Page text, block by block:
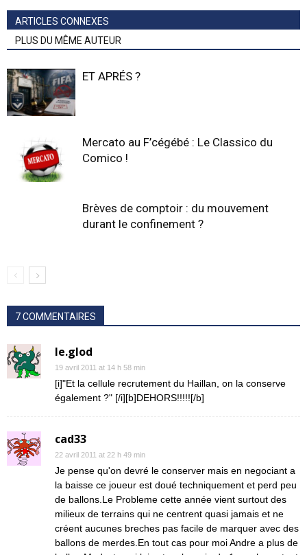
ARTICLES CONNEXES
PLUS DU MÊME AUTEUR
ET APRÉS ?
Mercato au F’cégébé : Le Classico du
Comico !
Brèves de comptoir : du mouvement
durant le confinement ?
7 COMMENTAIRES
le.glod
19 avril 2011 at 14 h 58 min
[i]"Et la cellule recrutement du Haillan, on la conserve
également ?" [/i][b]DEHORS!!!!![/b]
cad33
22 avril 2011 at 22 h 49 min
Je pense qu'on devré le conserver mais en negociant a
la baisse ce joueur est doué techniquement et perd peu
de ballons.Le Probleme cette année vient surtout des
milieux de terrains qui ne centrent quasi jamais et ne
créent aucunes breches pas facile de marquer avec des
ballons de merdes.En tout cas pour moi Andre a plus de